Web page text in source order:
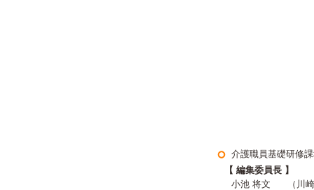
介護職員基礎研修
【 編集委員長 】
小池 将文
（川